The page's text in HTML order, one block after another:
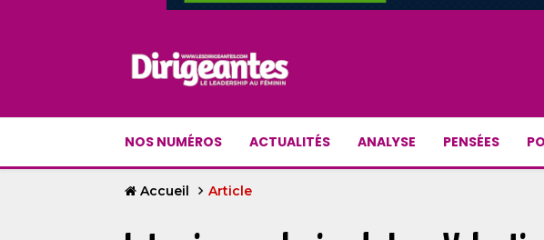
NOS NUMÉROS ACTUALITÉS ANALYSE PENSÉES
Accueil Article